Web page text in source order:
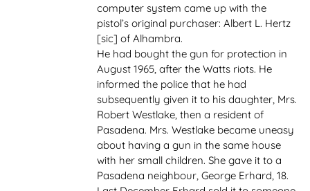
computer system came up with the
pistol’s original purchaser: Albert L. Hertz
[sic] of Alhambra.
He had bought the gun for protection in
August 1965, after the Watts riots. He
informed the police that he had
subsequently given it to his daughter, Mrs.
Robert Westlake, then a resident of
Pasadena. Mrs. Westlake became uneasy
about having a gun in the same house
with her small children. She gave it to a
Pasadena neighbour, George Erhard, 18.